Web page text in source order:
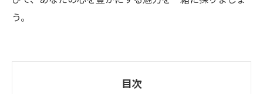
う。
目次